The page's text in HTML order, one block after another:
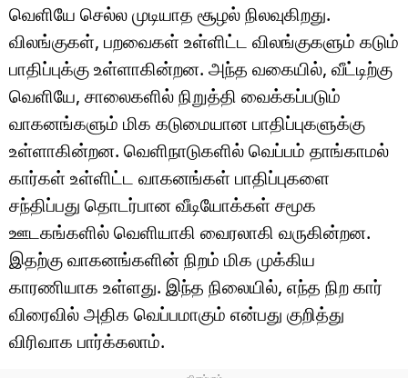
வெளியே செல்ல முடியாத சூழல் நிலவுகிறது.
விலங்குகள், பறவைகள் உள்ளிட்ட விலங்குகளும் கடும்
பாதிப்புக்கு உள்ளாகின்றன. அந்த வகையில், வீட்டிற்கு
வெளியே, சாலைகளில் நிறுத்தி வைக்கப்படும்
வாகனங்களும் மிக கடுமையான பாதிப்புகளுக்கு
உள்ளாகின்றன. வெளிநாடுகளில் வெப்பம் தாங்காமல்
கார்கள் உள்ளிட்ட வாகனங்கள் பாதிப்புகளை
சந்திப்பது தொடர்பான வீடியோக்கள் சமூக
ஊடகங்களில் வெளியாகி வைரலாகி வருகின்றன.
இதற்கு வாகனங்களின் நிறம் மிக முக்கிய
காரணியாக உள்ளது. இந்த நிலையில், எந்த நிற கார்
விரைவில் அதிக வெப்பமாகும் என்பது குறித்து
விரிவாக பார்க்கலாம்.